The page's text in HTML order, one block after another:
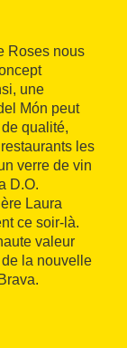
Roses nous
une
Món peut
qualité,
les
verre de vin
D.O.
Laura
ce soir-là.
valeur
la nouvelle